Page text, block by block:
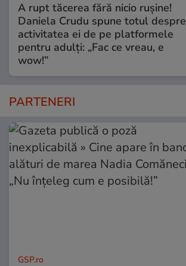
A rupt tăcerea fără nicio rușine!
Daniela Crudu spune totul despre
activitatea ei de pe platformele
pentru adulți: „Fac ce vreau, e
wow!”
PARTENERI
GSP.ro